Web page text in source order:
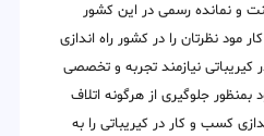
و نمانده رسمی در این کشور
مود نظرتان را در کشور راه اندازی
کیریباتی نیازمند تجربه و تخصصی
بمنظور جلوگیری از هرگونه اتلاف
کسب و کار در کیریباتی را به